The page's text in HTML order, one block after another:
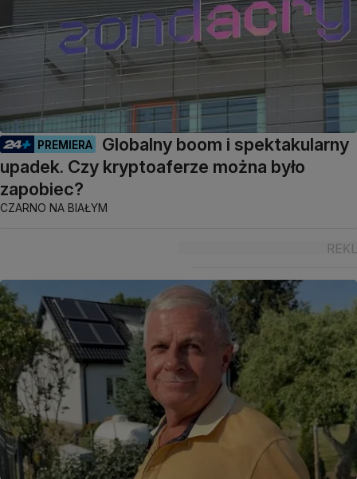
PREMIERA
Globalny boom i spektakularny
upadek. Czy kryptoaferze można było
zapobiec?
CZARNO NA BIAŁYM